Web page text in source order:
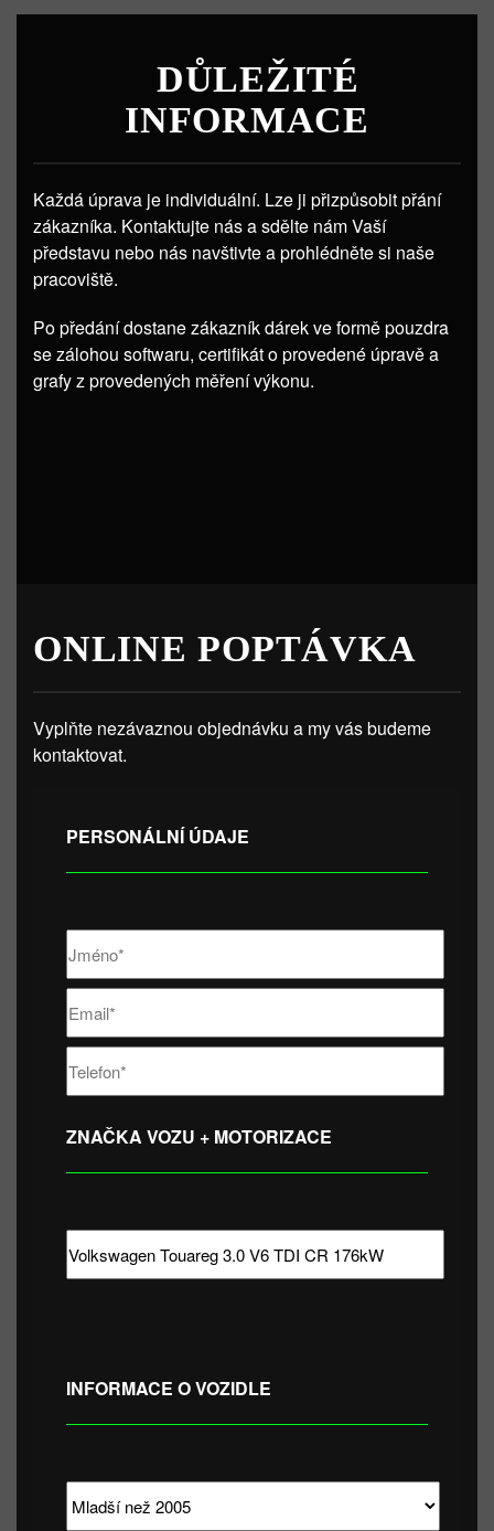
DŮLEŽITÉ
INFORMACE
Každá úprava je individuální. Lze ji přizpůsobit přání
zákazníka. Kontaktujte nás a sdělte nám Vaší
představu nebo nás navštivte a prohlédněte si naše
pracoviště.
Po předání dostane zákazník dárek ve formě pouzdra
se zálohou softwaru, certifikát o provedené úpravě a
grafy z provedených měření výkonu.
ONLINE POPTÁVKA
Vyplňte nezávaznou objednávku a my vás budeme
kontaktovat.
PERSONÁLNÍ ÚDAJE
ZNAČKA VOZU + MOTORIZACE
INFORMACE O VOZIDLE